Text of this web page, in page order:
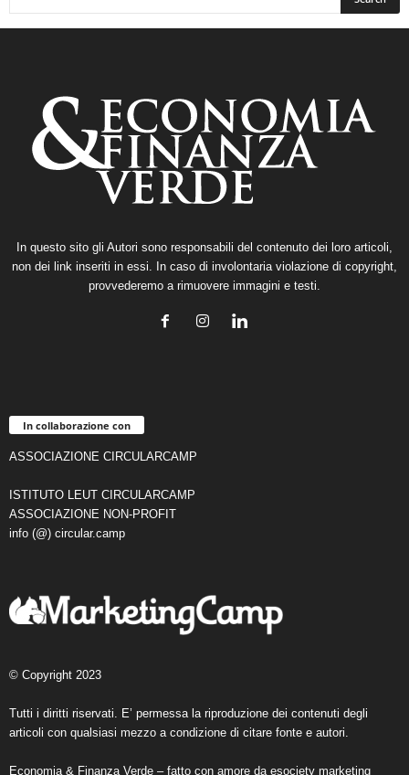
In questo sito gli Autori sono responsabili del contenuto dei loro articoli,
non dei link inseriti in essi. In caso di involontaria violazione di copyright,
provvederemo a rimuovere immagini e testi.
In collaborazione con
ASSOCIAZIONE CIRCULARCAMP
ISTITUTO LEUT CIRCULARCAMP
ASSOCIAZIONE NON-PROFIT
info (@) circular.camp
© Copyright 2023
Tutti i diritti riservati. E’ permessa la riproduzione dei contenuti degli
articoli con qualsiasi mezzo a condizione di citare fonte e autori.
Economia & Finanza Verde – fatto con amore da esociety marketing